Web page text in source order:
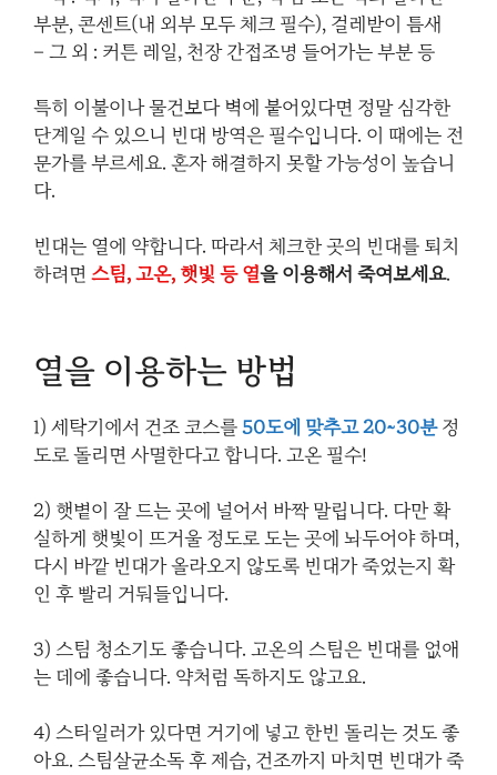
부분, 콘센트(내 외부 모두 체크 필수), 걸레받이 틈새
– 그 외 : 커튼 레일, 천장 간접조명 들어가는 부분 등
특히 이불이나 물건보다 벽에 붙어있다면 정말 심각한
단계일 수 있으니 빈대 방역은 필수입니다. 이 때에는 전
문가를 부르세요. 혼자 해결하지 못할 가능성이 높습니
다.
빈대는 열에 약합니다. 따라서 체크한 곳의 빈대를 퇴치
하려면 스팀, 고온, 햇빛 등 열을 이용해서 죽여보세요.
열을 이용하는 방법
1) 세탁기에서 건조 코스를 50도에 맞추고 20~30분정
도로 돌리면 사멸한다고 합니다. 고온 필수!
2) 햇볕이 잘 드는 곳에 널어서 바짝 말립니다. 다만 확
실하게 햇빛이 뜨거울 정도로 도는 곳에 놔두어야 하며,
다시 바깥 빈대가 올라오지 않도록 빈대가 죽었는지 확
인 후 빨리 거둬들입니다.
3) 스팀 청소기도 좋습니다. 고온의 스팀은 빈대를 없애
는 데에 좋습니다. 약처럼 독하지도 않고요.
4) 스타일러가 있다면 거기에 넣고 한번 돌리는 것도 좋
아요. 스팀살균소독 후 제습, 건조까지 마치면 빈대가 죽